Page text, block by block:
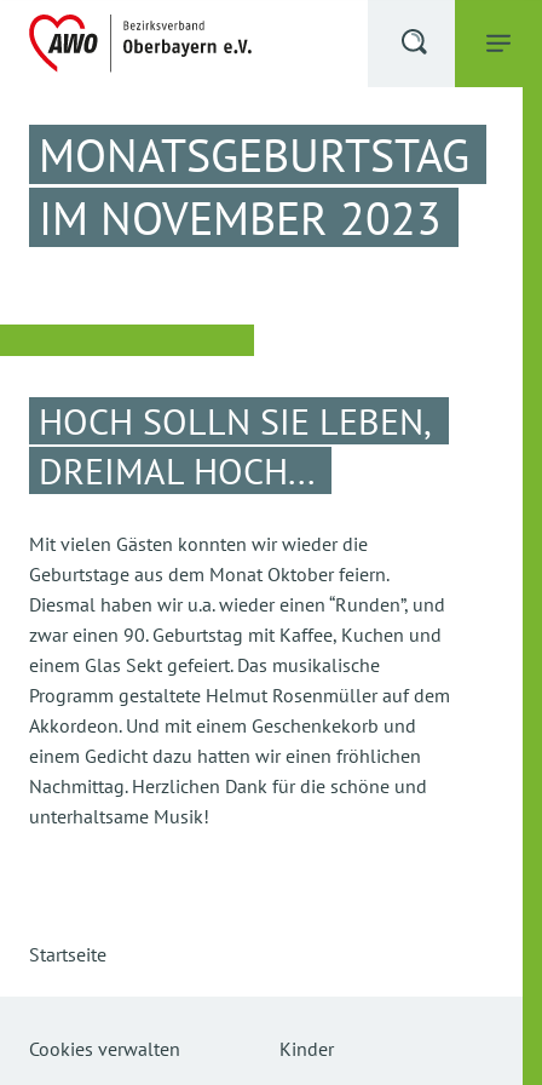
MONATSGEBURTSTAG
IM NOVEMBER 2023
HOCH SOLLN SIE LEBEN,
DREIMAL HOCH...
Mit vielen Gästen konnten wir wieder die
Geburtstage aus dem Monat Oktober feiern.
Diesmal haben wir u.a. wieder einen “Runden”, und
zwar einen 90. Geburtstag mit Kaffee, Kuchen und
einem Glas Sekt gefeiert. Das musikalische
Programm gestaltete Helmut Rosenmüller auf dem
Akkordeon. Und mit einem Geschenkekorb und
einem Gedicht dazu hatten wir einen fröhlichen
Nachmittag. Herzlichen Dank für die schöne und
unterhaltsame Musik!
Startseite
Cookies verwalten Kinder